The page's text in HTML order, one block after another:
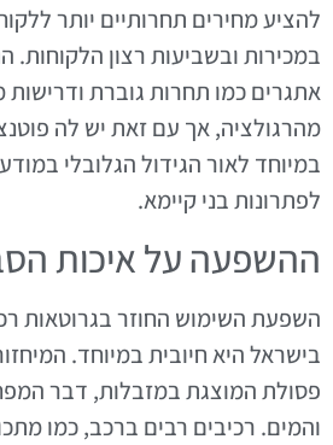
להציע מחירים תחרותיים יותר
במכירות ובשביעות רצון
אתגרים כמו תחרות גוברת ודרישות
מהרגולציה, אך עם זאת יש לה
במיוחד לאור הגידול הגלובלי
לפתרונות בני קיימא.
ההשפעה על איכות
השפעת השימוש החוזר בגרוטאות
בישראל היא חיובית במיוחד.
פסולת המוצגת במזבלות, דבר
והמים. רכיבים רבים ברכב, כמו